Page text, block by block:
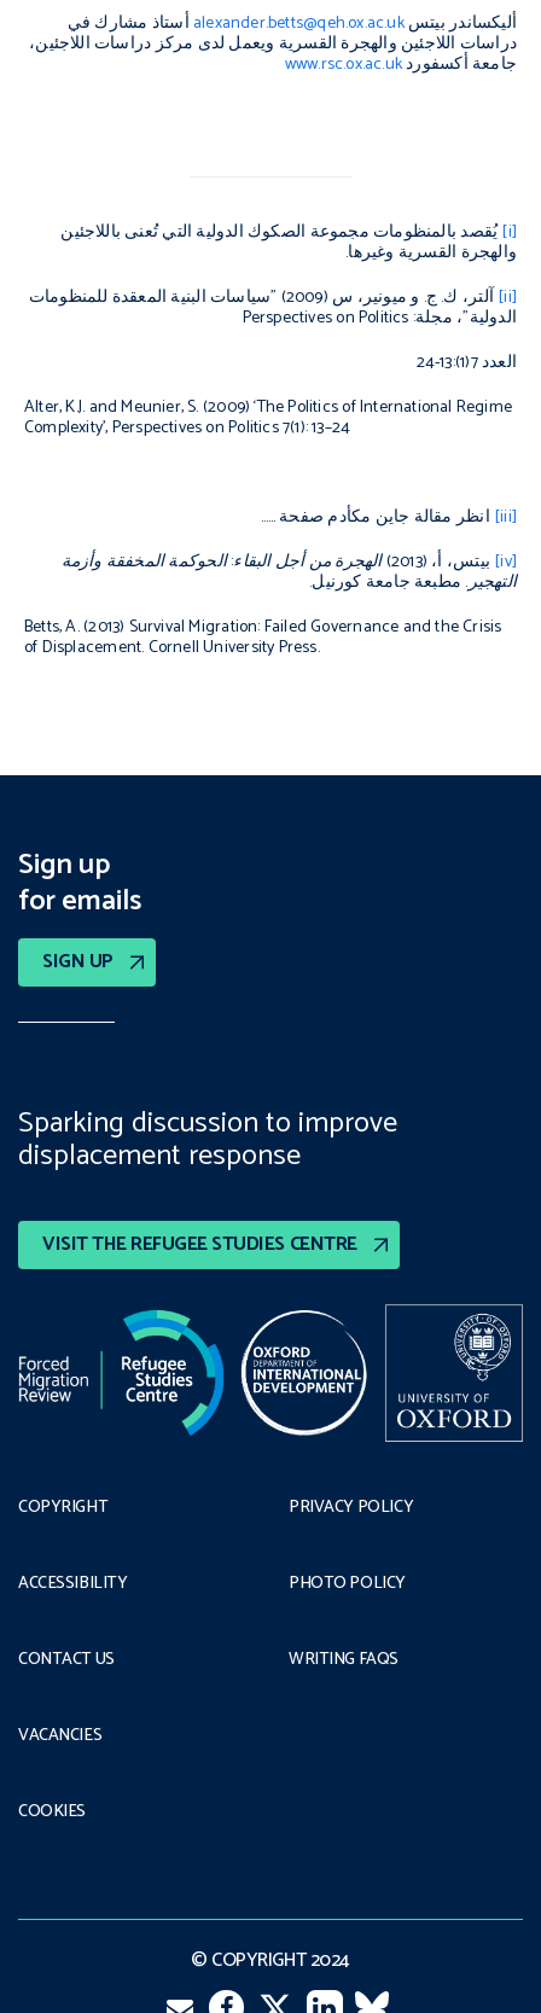
أليكساندر بيتسalexander.betts@qeh.ox.ac.uk أستاذ مشارك في
دراسات اللاجئين والهجرة القسرية ويعمل لدى مركز دراسات اللاجئين،
جامعة أكسفوردwww.rsc.ox.ac.uk
[i]يُقصد بالمنظومات مجموعة الصكوك الدولية التي تُعنى باللاجئين
والهجرة القسرية وغيرها.
[ii]
آلتر، ك. ج. و ميونير، س (2009) "سياسات البنية المعقدة للمنظومات
الدولية"، مجلة: Perspectives on Politics
العدد 7(1):13-24
Alter, K.J. and Meunier, S. (2009) ‘The Politics of International Regime
Complexity’,Perspectives on Politics7(1): 13–24
[iii] انظر مقالة جاين مكأدم صفحة ……
[iv] بيتس، أ، (2013) الهجرة من أجل البقاء: الحوكمة المخفقة وأزمة
التهجير. مطبعة جامعة كورنيل.
Betts, A. (2013) Survival Migration: Failed Governance and theCrisis
of Displacement. Cornell University Press.
Sign up
for emails
SIGN UP
VISIT THE REFUGEE STUDIES CENTRE
Sparking discussion to improve
displacement response
COPYRIGHT
ACCESSIBILITY
CONTACT US
PRIVACY POLICY
PHOTO POLICY
WRITING FAQS
VACANCIES
COOKIES
© COPYRIGHT 2024